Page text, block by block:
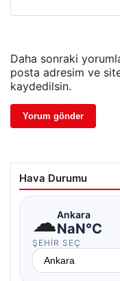
Daha sonraki
posta adresim ve
kaydedilsin.
Hava Durumu
☁Ankara
NaN°C
ŞEHIR SEÇ